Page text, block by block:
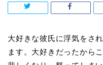
大好きな彼氏に浮気をさ
ます。大好きだったから